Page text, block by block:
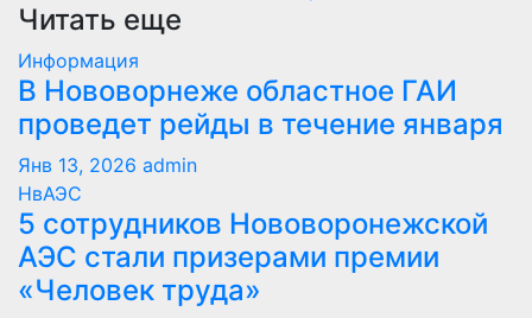
Читать еще
Информация
В Нововорнеже областное ГАИ
проведет рейды в течение января
Янв 13, 2026 admin
НвАЭС
5 сотрудников Нововоронежской
АЭС стали призерами премии
«Человек труда»